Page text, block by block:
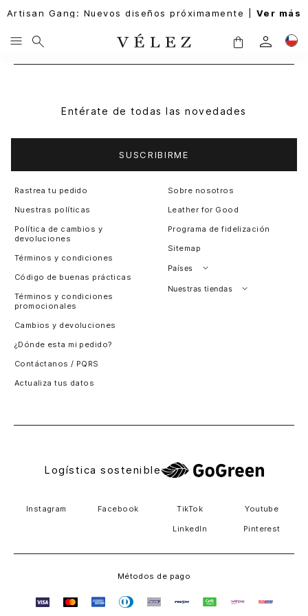
Artisan Gang: Nuevos diseños próximamente | Ver más
Entérate de todas las novedades
SUSCRIBIRME
Rastrea tu pedido
Nuestras políticas
Política de cambios y
devoluciones
Términos y condiciones
Código de buenas prácticas
Términos y condiciones
promocionales
Cambios y devoluciones
¿Dónde esta mi pedido?
Contáctanos / PQRS
Actualiza tus datos
Sobre nosotros
Leather for Good
Programa de fidelización
Sitemap
Países
Perú
Nuestras tiendas
Logística sostenible
Instagram Facebook TikTok Youtube
LinkedIn Pinterest
Métodos de pago